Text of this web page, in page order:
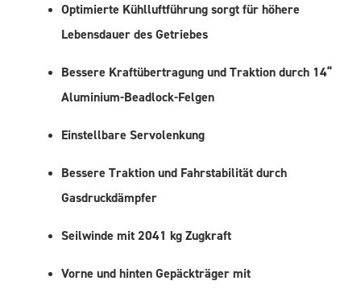
Optimierte Kühlluftführung sorgt für höhere
Lebensdauer des Getriebes
Bessere Kraftübertragung und Traktion durch 14“
Aluminium-Beadlock-Felgen
Einstellbare Servolenkung
Bessere Traktion und Fahrstabilität durch
Gasdruckdämpfer
Seilwinde mit 2041 kg Zugkraft
Vorne und hinten Gepäckträger mit